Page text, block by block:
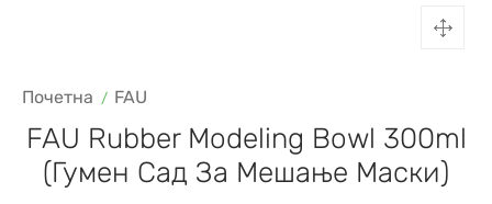
Почетна FAU
FAU Rubber Modeling Bowl 300ml
(гумен Сад За Мешање Маски)